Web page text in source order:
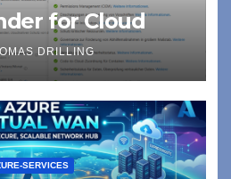
for Cloud
DRILLING
SERVICES